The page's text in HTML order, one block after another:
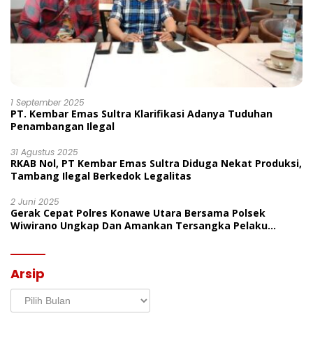
1 September 2025
PT. Kembar Emas Sultra Klarifikasi Adanya Tuduhan
Penambangan Ilegal
31 Agustus 2025
RKAB Nol, PT Kembar Emas Sultra Diduga Nekat Produksi,
Tambang Ilegal Berkedok Legalitas
2 Juni 2025
Gerak Cepat Polres Konawe Utara Bersama Polsek
Wiwirano Ungkap Dan Amankan Tersangka Pelaku
Arsip
Arsip